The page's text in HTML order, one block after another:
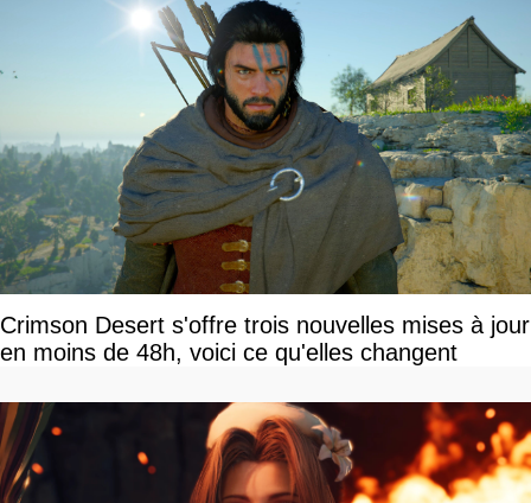
Crimson Desert s'offre trois nouvelles mises à jour
en moins de 48h, voici ce qu'elles changent